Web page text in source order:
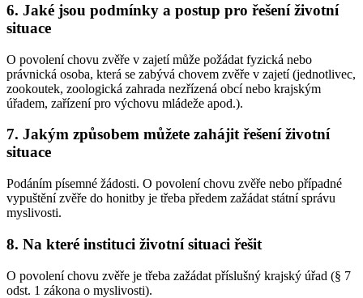
6. Jaké jsou podmínky a postup pro řešení životní
situace
O povolení chovu zvěře v zajetí může požádat fyzická nebo
právnická osoba, která se zabývá chovem zvěře v zajetí (jednotlivec,
zookoutek, zoologická zahrada nezřízená obcí nebo krajským
úřadem, zařízení pro výchovu mládeže apod.).
7. Jakým způsobem můžete zahájit řešení životní
situace
Podáním písemné žádosti. O povolení chovu zvěře nebo případné
vypuštění zvěře do honitby je třeba předem zažádat státní správu
myslivosti.
8. Na které instituci životní situaci řešit
O povolení chovu zvěře je třeba zažádat příslušný krajský úřad (§ 7
odst. 1 zákona o myslivosti).